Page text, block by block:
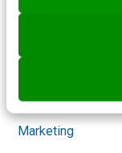
Blog
Content &
Klantcontact & CX
Marketing